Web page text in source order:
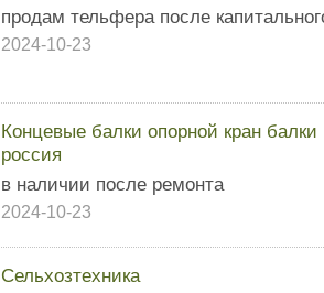
продам тельфера после
2024-10-23
Концевые балки опорной кран балки
россия
в наличии после ремонта
2024-10-23
Сельхозтехника